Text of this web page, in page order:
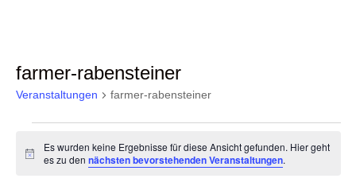
farmer-rabensteiner
Veranstaltungen farmer-rabensteiner
Veranstaltungen
Hinweis
Es wurden keine Ergebnisse für diese Ansicht gefunden. Hier geht
es zu dennächsten bevorstehenden Veranstaltungen.